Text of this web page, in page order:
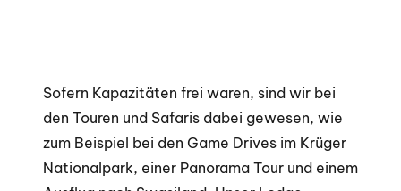
Sofern Kapazitäten frei waren, sind wir bei
den Touren und Safaris dabei gewesen, wie
zum Beispiel bei den Game Drives im Krüger
Nationalpark, einer Panorama Tour und einem